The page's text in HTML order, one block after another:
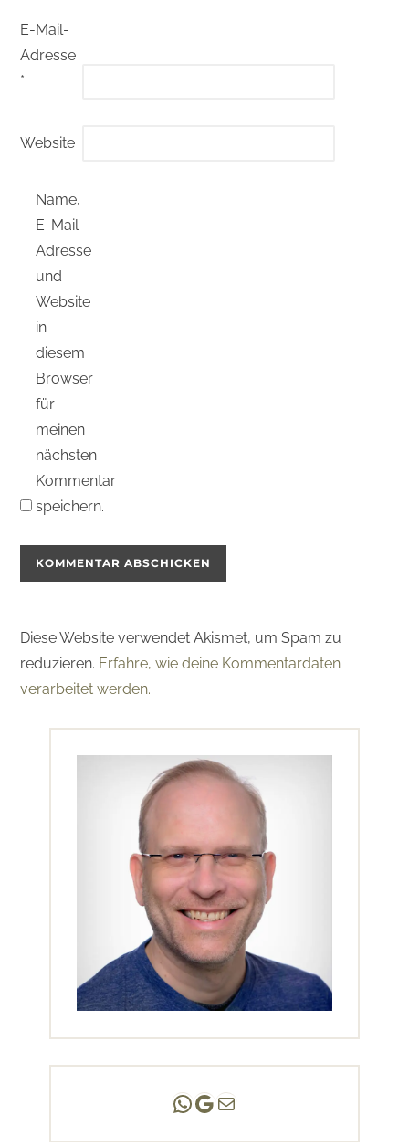
E-Mail-
Adresse
*
Website
Name,
E-Mail-
Adresse
und
Website
in
diesem
Browser
für
meinen
nächsten
Kommentar
speichern.
Diese Website verwendet Akismet, um Spam zu
reduzieren. Erfahre, wie deine Kommentardaten
verarbeitet werden.
Andreas Scholz | (HPP)
Praxis Adlershof
E-Mail an mich ...